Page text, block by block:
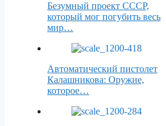
Безумный проект СССР,
который мог погубить весь
мир…
Автоматический пистолет
Калашникова: Оружие,
которое…